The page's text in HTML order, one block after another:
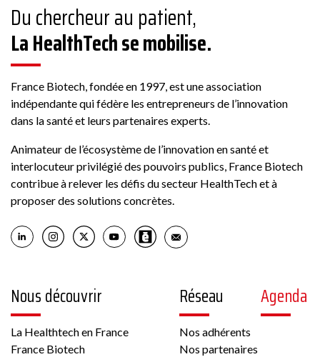
Du chercheur au patient,
La HealthTech se mobilise.
France Biotech, fondée en 1997, est une association
indépendante qui fédère les entrepreneurs de l’innovation
dans la santé et leurs partenaires experts.
Animateur de l’écosystème de l’innovation en santé et
interlocuteur privilégié des pouvoirs publics, France Biotech
contribue à relever les défis du secteur HealthTech et à
proposer des solutions concrètes.
Nous découvrir
La Healthtech en France
France Biotech
Réseau
Nos adhérents
Nos partenaires
Agenda